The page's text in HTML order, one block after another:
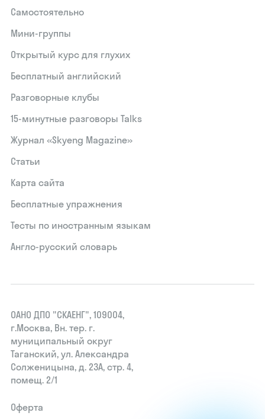
Самостоятельно
Мини-группы
Открытый курс для глухих
Бесплатный английский
Разговорные клубы
15‑минутные разговоры Talks
Журнал «Skyeng Magazine»
Статьи
Карта сайта
Бесплатные упражнения
Тесты по иностранным языкам
Англо-русский словарь
ОАНО ДПО "СКАЕНГ", 109004,
г.Москва, Вн. тер. г.
муниципальный округ
Таганский, ул. Александра
Солженицына, д. 23А, стр. 4,
помещ. 2/1
Оферта